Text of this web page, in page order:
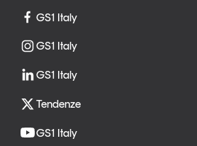
GS1 Italy
GS1 Italy
GS1 Italy
Tendenze
GS1 Italy